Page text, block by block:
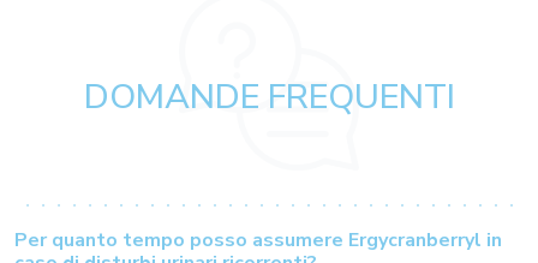
DOMANDE FREQUENTI
Per quanto tempo posso assumere Ergycranberryl in